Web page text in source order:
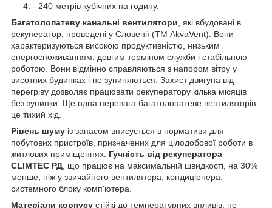
- 240 метрів кубічних на годину.
Багатолопатеву канальні вентилятори , які вбудовані в
рекуператор, проведені у Словенії (ТМ AkvaVent). Вони
характеризуються високою продуктивністю, низьким
енергоспоживанням, довгим терміном служби і стабільною
роботою. Вони відмінно справляються з напором вітру у
висотних будинках і не зупиняються. Захист двигуна від
перегріву дозволяє працювати рекуператору кілька місяців
без зупинки. Ще одна перевага багатолопатеве вентиляторів -
це тихий хід.
Рівень шуму із запасом вписується в нормативи для
побутових пристроїв, призначених для цілодобової роботи в
житлових приміщеннях. Гучність від рекуператора
CLIMTEC РД , що працює на максимальній швидкості, на 30%
менше, ніж у звичайного вентилятора, кондиціонера,
системного блоку комп'ютера.
Матеріали корпусу стійкі до температурних впливів, не